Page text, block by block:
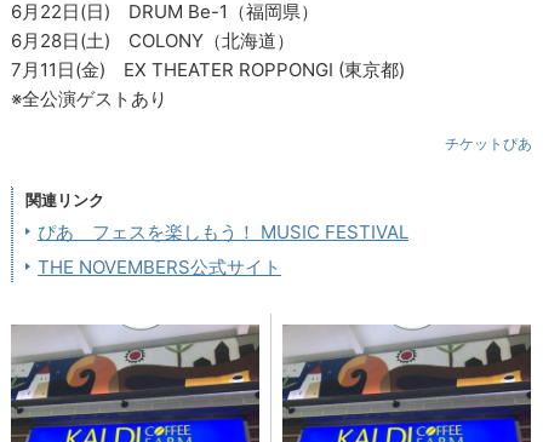
6月22日(日) DRUM Be-1（福岡県）
6月28日(土) COLONY（北海道）
7月11日(金) EX THEATER ROPPONGI (東京都)
※全公演ゲストあり
チケットぴあ
関連リンク
ぴあ フェスを楽しもう！ MUSIC FESTIVAL
THE NOVEMBERS公式サイト